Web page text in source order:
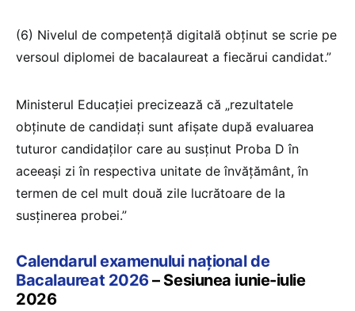
(6) Nivelul de competenţă digitală obținut se scrie pe
versoul diplomei de bacalaureat a fiecărui candidat.”
Ministerul Educației precizează că „rezultatele
obținute de candidați sunt afişate după evaluarea
tuturor candidaţilor care au susținut Proba D în
aceeaşi zi în respectiva unitate de învățământ, în
termen de cel mult două zile lucrătoare de la
susținerea probei.”
Calendarul examenului național de
Bacalaureat 2026– Sesiunea iunie-iulie
2026